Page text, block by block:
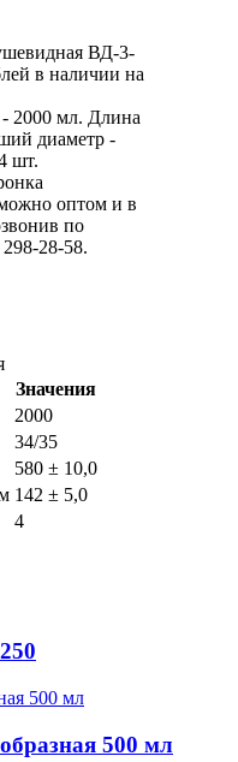
ВД-3-
в наличии на
2000 мл. Длина
диаметр -
шт.
оптом и в
по
28-58.
Значения
2000
34/35
580 ± 10,0
142 ± 5,0
4
500 мл